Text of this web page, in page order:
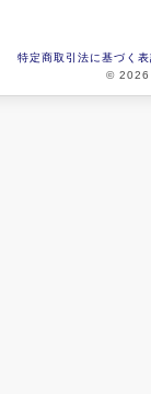
特定商取引法に基づく
© 2026